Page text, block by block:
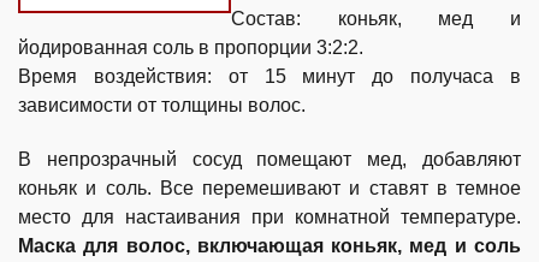
Состав: коньяк, мед и
йодированная соль в пропорции 3:2:2.
Время воздействия: от 15 минут до получаса в
зависимости от толщины волос.
В непрозрачный сосуд помещают мед, добавляют
коньяк и соль. Все перемешивают и ставят в темное
место для настаивания при комнатной температуре.
Маска для волос, включающая коньяк, мед и соль